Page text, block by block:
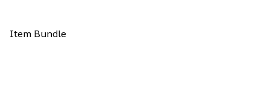
Item Bundle